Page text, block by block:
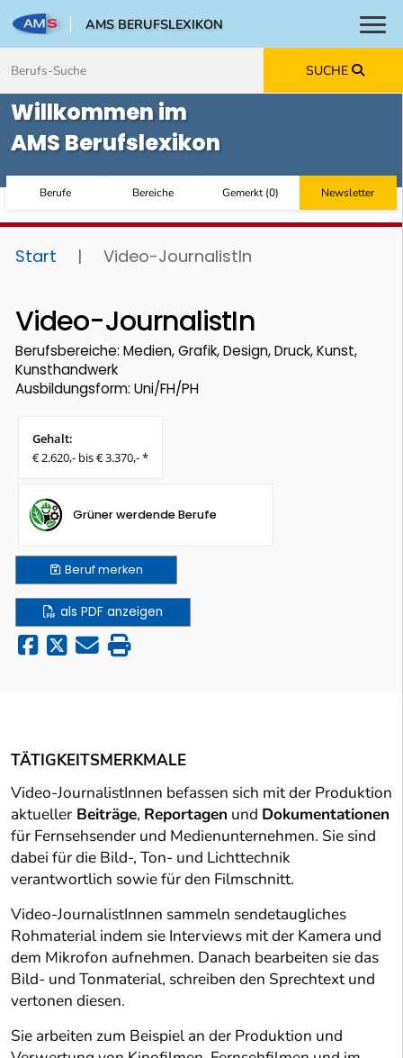
AMS BERUFSLEXIKON
SUCHE
Willkommen im
AMS Berufslexikon
Berufe Bereiche Gemerkt(0) Newsletter
Start | Video-JournalistIn
Video-JournalistIn
Berufsbereiche: Medien, Grafik, Design, Druck, Kunst,
Kunsthandwerk
Ausbildungsform: Uni/FH/PH
Gehalt:
€ 2.620,- bis € 3.370,- *
Grüner werdende Berufe
Berufmerken
als PDF anzeigen
TÄTIGKEITSMERKMALE
Video-JournalistInnen befassen sich mit der Produktion
aktueller Beiträge, Reportagen und Dokumentationen
für Fernsehsender und Medienunternehmen. Sie sind
dabei für die Bild-, Ton- und Lichttechnik
verantwortlich sowie für den Filmschnitt.
Video-JournalistInnen sammeln sendetaugliches
Rohmaterial indem sie Interviews mit der Kamera und
dem Mikrofon aufnehmen. Danach bearbeiten sie das
Bild- und Tonmaterial, schreiben den Sprechtext und
vertonen diesen.
Sie arbeiten zum Beispiel an der Produktion und